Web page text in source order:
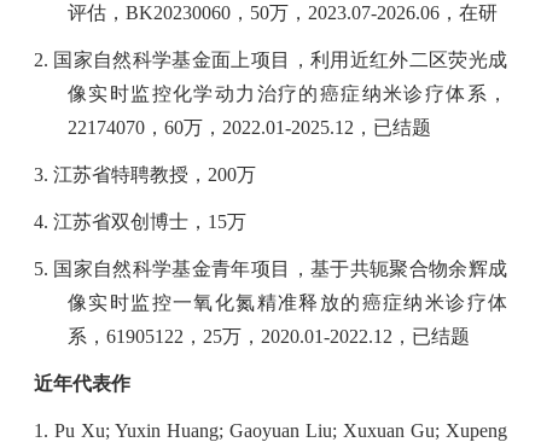
评估， BK20230060 ， 50万， 2023.07-2026.06 ，在研
2. 国家自然科学基金面上项目，利用近红外二区荧光成
像实时监控化学动力治疗的癌症纳米诊疗体系，
22174070 ， 60万， 2022.01-2025.12 ，已结题
3. 江苏省特聘教授， 200万
4. 江苏省双创博士， 15万
5. 国家自然科学基金青年项目，基于共轭聚合物余辉成
像实时监控一氧化氮精准释放的癌症纳米诊疗体
系， 61905122 ， 25万， 2020.01-2022.12 ，已结题
近年代表作
1. Pu Xu; Yuxin Huang; Gaoyuan Liu; Xuxuan Gu; Xupeng